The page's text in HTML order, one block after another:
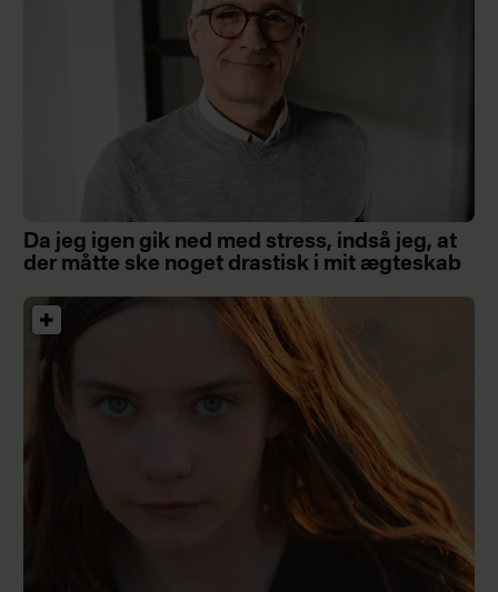
Da jeg igen gik ned med stress, indså jeg, at
der måtte ske noget drastisk i mit ægteskab